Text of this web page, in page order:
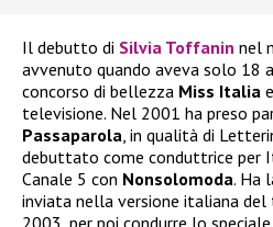
Il debutto di Silvia Toffanin nel
avvenuto quando aveva solo 18
concorso di bellezza Miss Italia
televisione. Nel 2001 ha preso
Passaparola , in qualità di
debuttato come conduttrice per
Canale 5 con Nonsolomoda. Ha
inviata nella versione italiana
2003, per poi condurre lo